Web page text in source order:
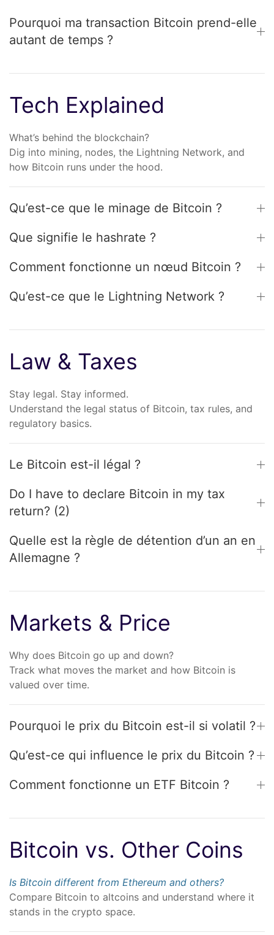
Pourquoi ma transaction Bitcoin prend-elle
autant de temps ?
Tech Explained
What’s behind the blockchain?
Dig into mining, nodes, the Lightning Network, and
how Bitcoin runs under the hood.
Qu’est-ce que le minage de Bitcoin ?
Que signifie le hashrate ?
Comment fonctionne un nœud Bitcoin ?
Qu’est-ce que le Lightning Network ?
Law & Taxes
Stay legal. Stay informed.
Understand the legal status of Bitcoin, tax rules, and
regulatory basics.
Le Bitcoin est-il légal ?
Do I have to declare Bitcoin in my tax
return? (2)
Quelle est la règle de détention d’un an en
Allemagne ?
Markets & Price
Why does Bitcoin go up and down?
Track what moves the market and how Bitcoin is
valued over time.
Pourquoi le prix du Bitcoin est-il si volatil ?
Qu’est-ce qui influence le prix du Bitcoin ?
Comment fonctionne un ETF Bitcoin ?
Bitcoin vs. Other Coins
Is Bitcoin different from Ethereum and others?
Compare Bitcoin to altcoins and understand where it
stands in the crypto space.